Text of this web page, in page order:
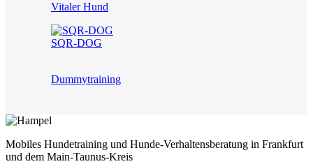
Vitaler Hund
SQR-DOG
Dummytraining
Mobiles Hundetraining und Hunde-Verhaltensberatung in Frankfurt
und dem Main-Taunus-Kreis